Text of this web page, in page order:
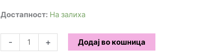
Достапност: На залиха
-
-
+ Додај во кошница